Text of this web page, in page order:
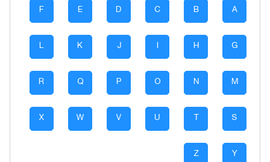
A
B
C
D
E
F
G
H
I
J
K
L
M
N
O
P
Q
R
S
T
U
V
W
X
Y
Z